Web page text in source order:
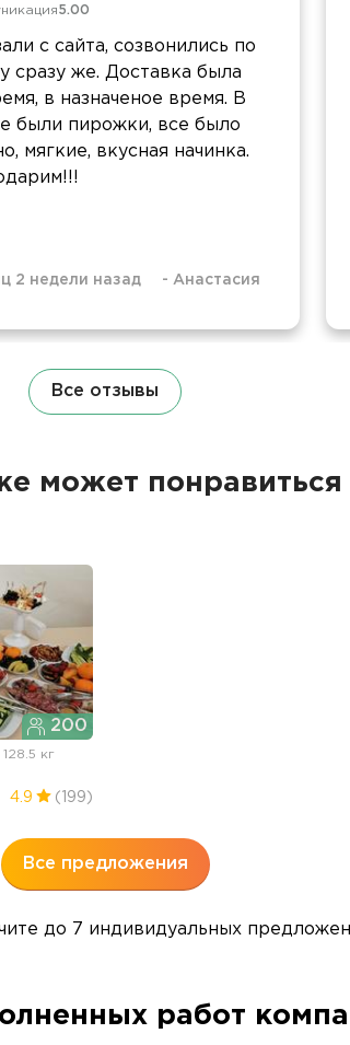
5.00
с сайта, созвонились по
сразу же. Доставка была
в назначеное время. В
были пирожки, все было
мягкие, вкусная начинка.
2 недели назад - Анастасия
Все отзывы
может понравиться
200
128.5 кг
4.9 (199)
Все предложения
до 7 индивидуальных
работ